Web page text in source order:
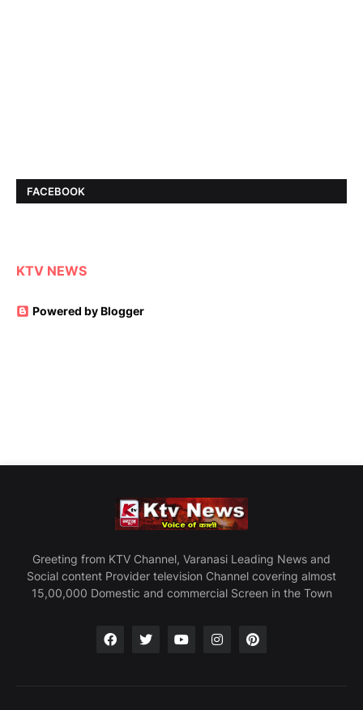
FACEBOOK
KTV NEWS
Powered by Blogger
Greeting from KTV Channel, Varanasi Leading News and
Social content Provider television Channel covering almost
15,00,000 Domestic and commercial Screen in the Town